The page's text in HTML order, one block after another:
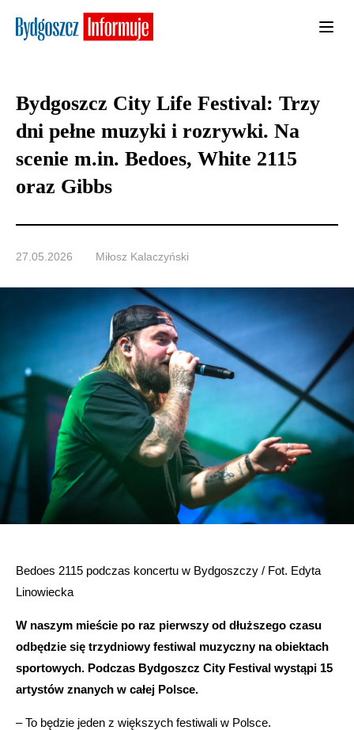
Bydgoszcz City Life Festival: Trzy
dni pełne muzyki i rozrywki. Na
scenie m.in. Bedoes, White 2115
oraz Gibbs
27.05.2026 Miłosz Kalaczyński
Bedoes 2115 podczas koncertu w Bydgoszczy / Fot. Edyta
Linowiecka
W naszym mieście po raz pierwszy od dłuższego czasu
odbędzie się trzydniowy festiwal muzyczny na obiektach
sportowych. Podczas Bydgoszcz City Festival wystąpi 15
artystów znanych w całej Polsce.
– To będzie jeden z większych festiwali w Polsce.